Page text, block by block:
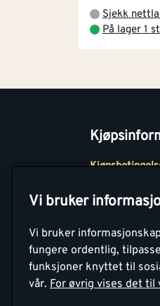
Sjekk
På lager 1
Betaling
Retur- og
Vi bruker
Vi bruker
fungere ordentlig,
funksjoner knyttet til
vår. For øvrig vises det